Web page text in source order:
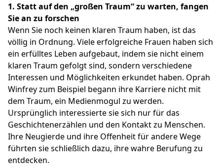
1. Statt auf den „großen Traum“ zu warten, fangen
Sie an zu forschen
Wenn Sie noch keinen klaren Traum haben, ist das
völlig in Ordnung. Viele erfolgreiche Frauen haben sich
ein erfülltes Leben aufgebaut, indem sie nicht einem
klaren Traum gefolgt sind, sondern verschiedene
Interessen und Möglichkeiten erkundet haben. Oprah
Winfrey zum Beispiel begann ihre Karriere nicht mit
dem Traum, ein Medienmogul zu werden.
Ursprünglich interessierte sie sich nur für das
Geschichtenerzählen und den Kontakt zu Menschen.
Ihre Neugierde und ihre Offenheit für andere Wege
führten sie schließlich dazu, ihre wahre Berufung zu
entdecken.